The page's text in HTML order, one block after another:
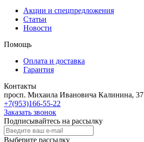
Акции и спецпредложения
Статьи
Новости
Помощь
Оплата и доставка
Гарантия
Контакты
просп. Михаила Ивановича Калинина, 37
+7(953)166-55-22
Заказать звонок
Подписывайтесь на рассылку
Выберите рассылку